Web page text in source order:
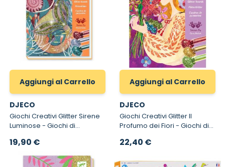
Aggiungi al Carrello
DJECO
Giochi Creativi Glitter Sirene
Luminose - Giochi di
19,90 €
Aggiungi al Carrello
DJECO
Giochi Creativi Glitter Il
Profumo dei Fiori - Giochi di
dei Fiori Djeco 9508
22,40 €